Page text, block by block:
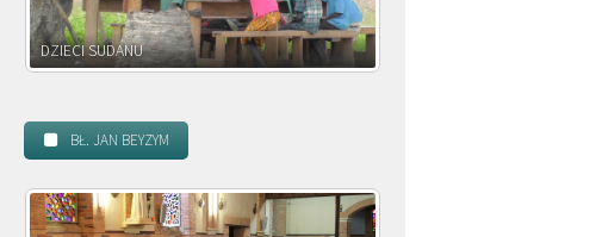
DZIECI ZAMBII
BŁ. JAN BEYZYM